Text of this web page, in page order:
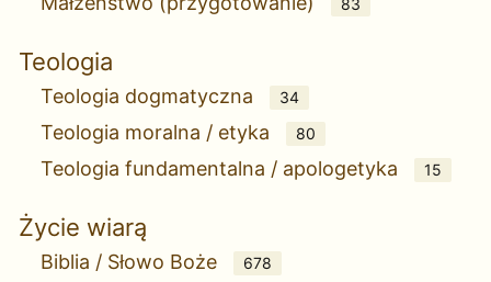
83
Teologia
Teologia dogmatyczna 34
Teologia moralna / etyka 80
Teologia fundamentalna / apologetyka 15
Życie wiarą
Biblia / Słowo Boże 678